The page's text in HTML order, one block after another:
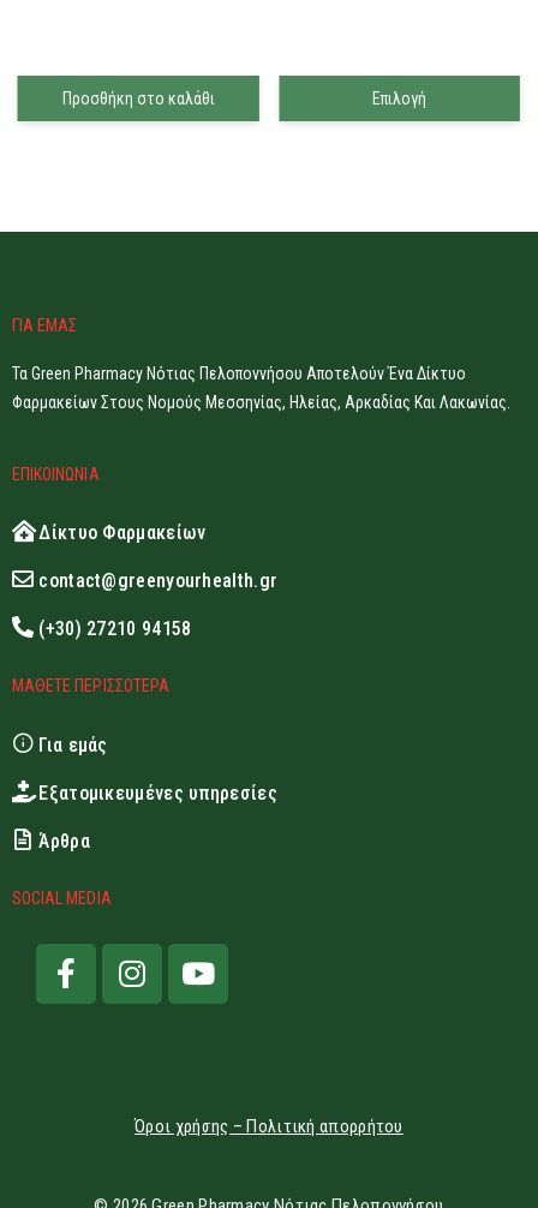
Προσθήκη στο καλάθι Επιλογή
ΓΙΑ ΕΜΑΣ
Τα Green Pharmacy Νότιας Πελοποννήσου Αποτελούν Ένα Δίκτυο
Φαρμακείων Στους Νομούς Μεσσηνίας, Ηλείας, Αρκαδίας Και Λακωνίας.
ΕΠΙΚΟΙΝΩΝΙΑ
Δίκτυο Φαρμακείων
contact@greenyourhealth.gr
(+30) 27210 94158
ΜΑΘΕΤΕ ΠΕΡΙΣΣΟΤΕΡΑ
Για εμάς
Εξατομικευμένες υπηρεσίες
Άρθρα
SOCIAL MEDIA
Όροι χρήσης – Πολιτική απορρήτου